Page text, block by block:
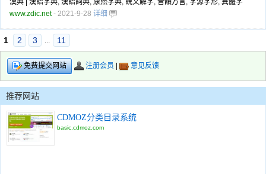
漢典 | 漢語字典, 漢語詞典, 康熙字典, 說文解字, 音韻方言, 字源字形, 異體字
www.zdic.net- 2021-9-28 详细
1 2 3 ... 11
免费提交网站 注册会员 意见反馈
推荐网站
CDMOZ分类目录系统
basic.cdmoz.com